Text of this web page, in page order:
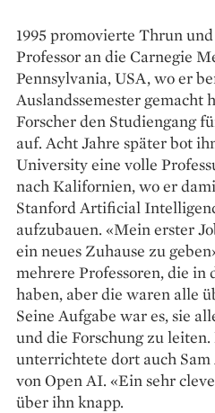
1995 promovierte Thrun
Professor an die Carnegie
Pennsylvania, USA, wo er
Auslandssemester gemacht
Forscher den Studiengang
auf. Acht Jahre später bot
University eine volle
nach Kalifornien, wo er
Stanford Artificial
aufzubauen. «Mein erster
ein neues Zuhause zu
mehrere Professoren, die in
haben, aber die waren alle
Seine Aufgabe war es, sie
und die Forschung zu leiten.
unterrichtete dort auch
von Open AI. «Ein sehr
über ihn knapp.